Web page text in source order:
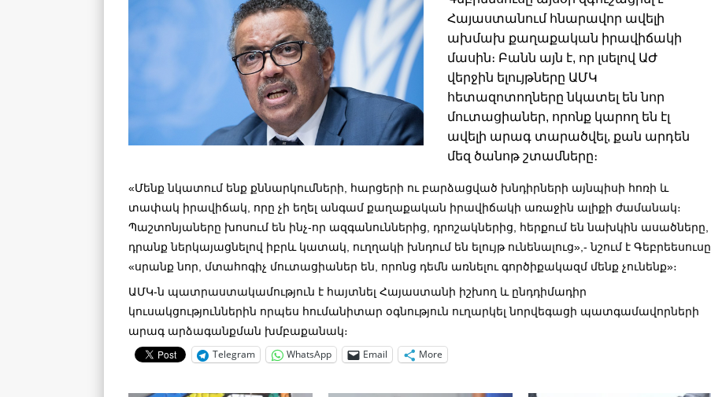
Հայաստանում հնարավոր ավելի
ախմախ քաղաքական իրավիճակի
մասին։ Բանն այն է, որ լսելով ԱԺ
վերջին ելույթները ԱՄԿ
հետազոտողները նկատել են նոր
մուտացիաներ, որոնք կարող են էլ
ավելի արագ տարածվել, քան արդեն
մեզ ծանոթ շտամները։
«Մենք նկատում ենք քննարկումների, հարցերի ու բարձացված խնդիրների այնպիսի հոռի և
տափակ իրավիճակ, որը չի եղել անգամ քաղաքական իրավիճակի առաջին ալիքի ժամանակ։
Պաշտոնյաները խոսում են ինչ-որ ազգանուններից, դրոշակներից, հերքում են նախկին ասածները,
դրանք ներկայացնելով իբրև կատակ, ուղղակի խնդում են ելույթ ունենալուց»,- նշում էԳեբրեեսուսը.
«սրանք նոր, մտահոգիչ մուտացիաներ են, որոնց դեմն առնելու գործիքակազմ մենք չունենք»։
ԱՄԿ-ն պատրաստակամություն է հայտնել Հայաստանի իշխող և ընդդիմադիր
կուսակցություններին որպես հումանիտար օգնություն ուղարկել նորվեգացի պատգամավորների
արագ արձագանքման խմբաքանակ։
Telegram WhatsApp Email More